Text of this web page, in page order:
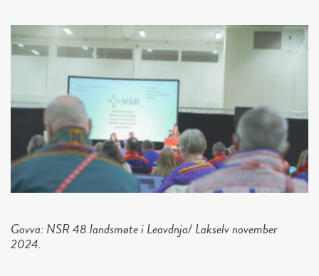
Govva: NSR 48.landsmøte i Leavdnja/ Lakselv november
2024.